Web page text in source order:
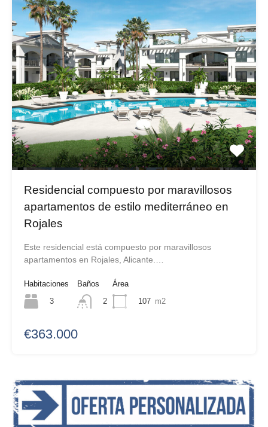
Residencial compuesto por maravillosos
apartamentos de estilo mediterráneo en
Rojales
Este residencial está compuesto por maravillosos
apartamentos en Rojales, Alicante.…
Habitaciones
3
Baños
2
Área
107 m2
€363.000